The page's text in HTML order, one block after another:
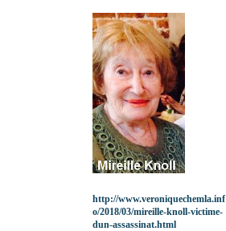
http://www.veroniquechemla.inf
o/2018/03/mireille-knoll-victime-
dun-assassinat.html